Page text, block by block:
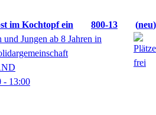
im Kochtopf ein 800-13
neu
Jungen ab 8 Jahren in
- 13:00